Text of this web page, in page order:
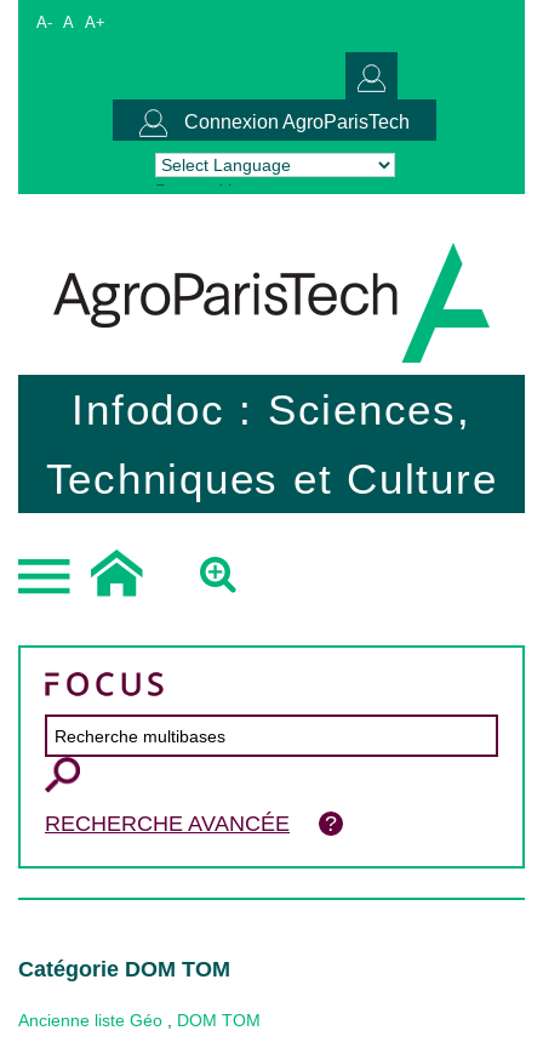
A- A A+
Connexion AgroParisTech
Powered by Translate
Infodoc : Sciences,
Techniques et Culture
RECHERCHE AVANCÉE
Catégorie DOM TOM
Ancienne liste Géo DOM TOM